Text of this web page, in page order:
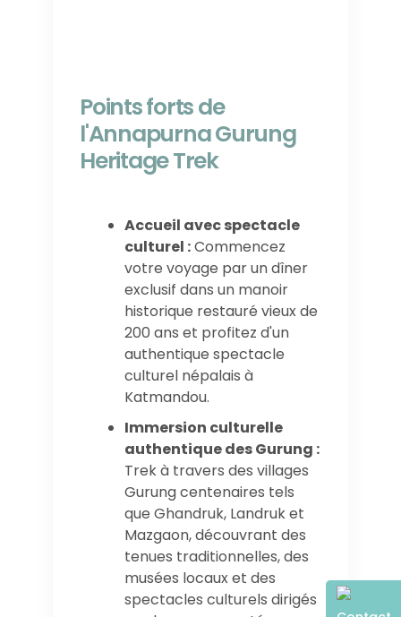
Points forts de
l'Annapurna Gurung
Heritage Trek
Accueil avec spectacle
culturel :Commencez
votre voyage par un dîner
exclusif dans un manoir
historique restauré vieux de
200 ans et profitez d'un
authentique spectacle
culturel népalais à
Katmandou.
Immersion culturelle
authentique des Gurung :
Trek à travers des villages
Gurung centenaires tels
que Ghandruk, Landruk et
Mazgaon, découvrant des
tenues traditionnelles, des
musées locaux et des
spectacles culturels dirigés